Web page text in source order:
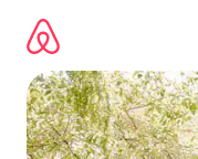
direct
naar
inhoud